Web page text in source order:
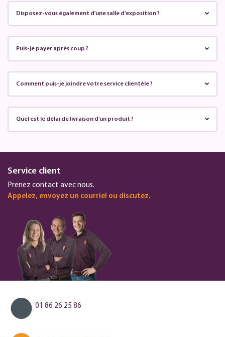
Disposez-vous également d'une salle d'exposition ?
Puis-je payer après coup ?
Comment puis-je joindre votre service clientèle ?
Quel est le délai de livraison d'un produit ?
Service client
Prenez contact avec nous.
Appelez, envoyez un courriel ou discutez.
01 86 26 25 86